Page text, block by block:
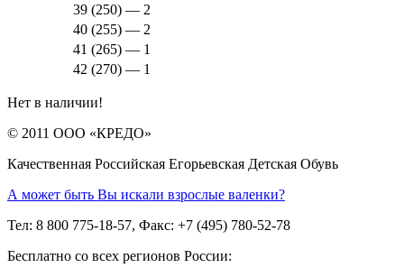
39 (250) — 2
40 (255) — 2
41 (265) — 1
42 (270) — 1
Нет в наличии!
© 2011 ООО «КРЕДО»
Качественная Российская Егорьевская Детская Обувь
А может быть Вы искали взрослые валенки?
Тел: 8 800 775-18-57, Факс: +7 (495) 780-52-78
Бесплатно со всех регионов России: